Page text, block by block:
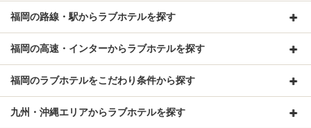
福岡の路線・駅からラブホテルを探す
福岡の高速・インターからラブホテルを探す
福岡のラブホテルをこだわり条件から探す
九州・沖縄エリアからラブホテルを探す